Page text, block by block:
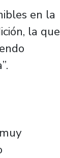
en la
la que